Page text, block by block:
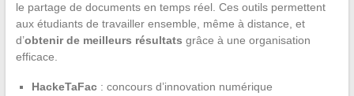
le partage de documents en temps réel. Ces outils permettent
aux étudiants de travailler ensemble, même à distance, et
d’obtenir de meilleurs résultats grâce à une organisation
efficace.
HackeTaFac: concours d’innovation numérique